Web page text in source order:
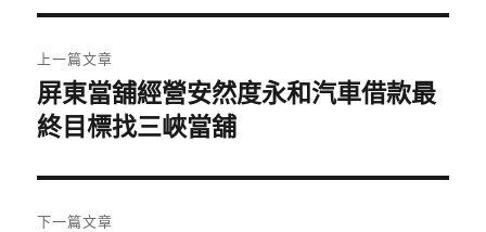
章
導
覽
上一篇文章
上
一
文
章:
屏東當舖經營安然度永和汽車借款最
終目標找三峽當舖
下一篇文章